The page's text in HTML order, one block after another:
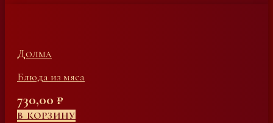
Долма
Блюда из мяса
730,00 ₽
В КОРЗИНУ